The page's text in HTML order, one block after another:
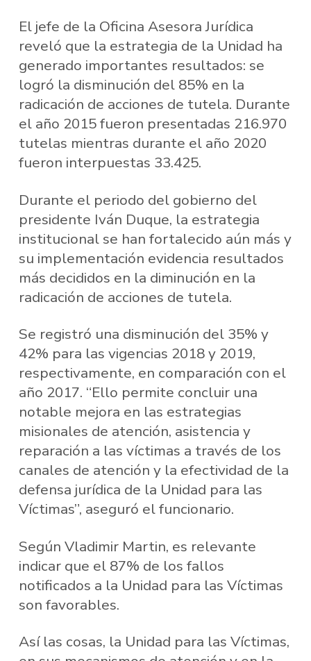
El jefe de la Oficina Asesora Jurídica
reveló que la estrategia de la Unidad ha
generado importantes resultados: se
logró la disminución del 85% en la
radicación de acciones de tutela. Durante
el año 2015 fueron presentadas 216.970
tutelas mientras durante el año 2020
fueron interpuestas 33.425.
Durante el periodo del gobierno del
presidente Iván Duque, la estrategia
institucional se han fortalecido aún más y
su implementación evidencia resultados
más decididos en la diminución en la
radicación de acciones de tutela.
Se registró una disminución del 35% y
42% para las vigencias 2018 y 2019,
respectivamente, en comparación con el
año 2017. “Ello permite concluir una
notable mejora en las estrategias
misionales de atención, asistencia y
reparación a las víctimas a través de los
canales de atención y la efectividad de la
defensa jurídica de la Unidad para las
Víctimas”, aseguró el funcionario.
Según Vladimir Martin, es relevante
indicar que el 87% de los fallos
notificados a la Unidad para las Víctimas
son favorables.
Así las cosas, la Unidad para las Víctimas,